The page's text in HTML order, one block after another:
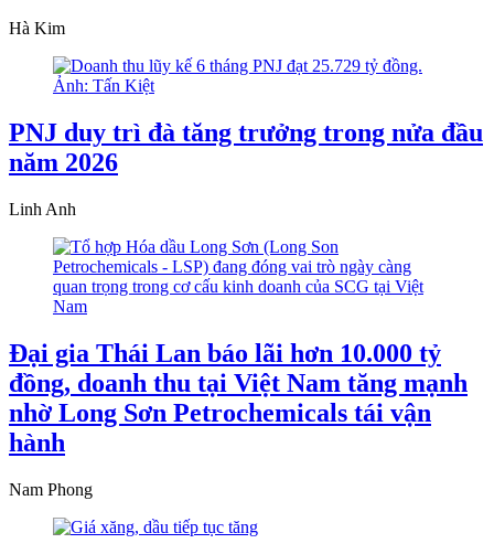
Hà Kim
PNJ duy trì đà tăng trưởng trong nửa đầu
năm 2026
Linh Anh
Đại gia Thái Lan báo lãi hơn 10.000 tỷ
đồng, doanh thu tại Việt Nam tăng mạnh
nhờ Long Sơn Petrochemicals tái vận
hành
Nam Phong